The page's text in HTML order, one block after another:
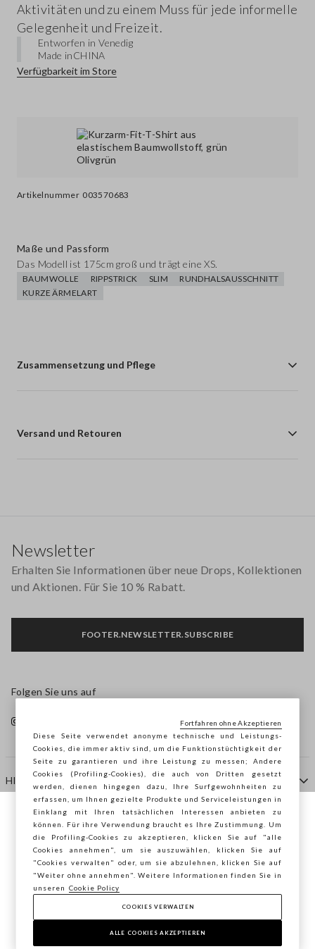
Artikelnummer 003570683
Aktivitäten und zu einem Muss für jede informelle
Gelegenheit und Freizeit.
Entworfen in Venedig
Made inCHINA
Verfügbarkeit im Store
Maße und Passform
Das Modell ist 175cm groß und trägt eine XS.
BAUMWOLLE RIPPSTRICK SLIM
RUNDHALSAUSSCHNITT
KURZE ÄRMELART
Zusammensetzung und Pflege
Versand und Retouren
HILFE
AGENTUR
KONTAKTE
Newsletter
Erhalten Sie Informationen über neue Drops, Kollektionen
und Aktionen. Für Sie 10 % Rabatt.
FOOTER.NEWSLETTER.SUBSCRIBE
Folgen Sie uns auf
Copyright © Ovs S.p.A. MwSt.-Nr. 04240010274 - Kap.
Kap. 290.923.470 -2.4.0
Sie surfen auf der Seite von STEFANEL
Österreich, möchten Sie Ihren Standort
speichern?
BESTÄTIGEN
Diese Seite verwendet anonyme technische und Leistungs-
Cookies, die immer aktiv sind, um die Funktionstüchtigkeit der
Seite zu garantieren und ihre Leistung zu messen; Andere
Cookies (Profiling-Cookies), die auch von Dritten gesetzt
werden, dienen hingegen dazu, Ihre Surfgewohnheiten zu
erfassen, um Ihnen gezielte Produkte und Serviceleistungen in
Einklang mit Ihren tatsächlichen Interessen anbieten zu
können. Für ihre Verwendung braucht es Ihre Zustimmung. Um
die Profiling-Cookies zu akzeptieren, klicken Sie auf "alle
Cookies annehmen", um sie auszuwählen, klicken Sie auf
"Cookies verwalten" oder, um sie abzulehnen, klicken Sie auf
"Weiter ohne annehmen". Weitere Informationen finden Sie in
unseren
Cookie Policy
COOKIES VERWALTEN
ALLE COOKIES AKZEPTIEREN
Fortfahren ohne Akzeptieren